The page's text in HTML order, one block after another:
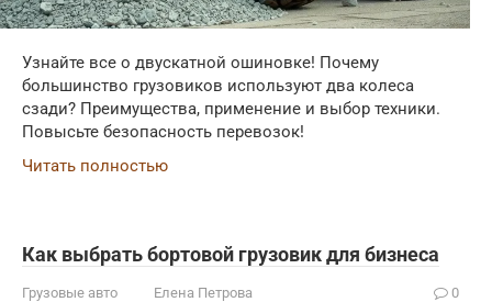
Узнайте все о двускатной ошиновке! Почему
большинство грузовиков используют два колеса
сзади? Преимущества, применение и выбор техники.
Повысьте безопасность перевозок!
Читать полностью
Как выбрать бортовой грузовик для бизнеса
Грузовые авто Елена Петрова 0